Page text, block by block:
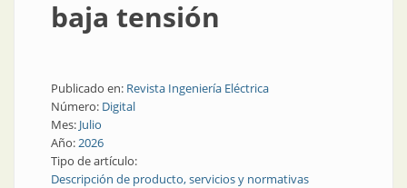
baja tensión
Publicado en: Revista Ingeniería Eléctrica
Número: Digital
Mes: Julio
Año:2026
Tipo de artículo:
Descripción de producto, servicios y normativas